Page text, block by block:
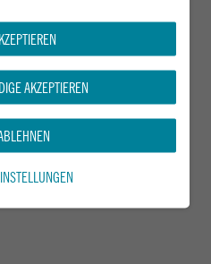
AKZEPTIEREN